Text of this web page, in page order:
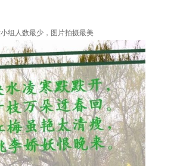
组人数最少，图片拍摄最美